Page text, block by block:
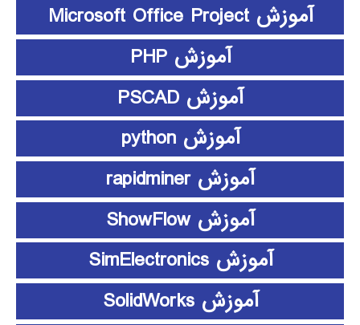
آموزش Microsoft Office Project
آموزش PHP
آموزش PSCAD
آموزش python
آموزش rapidminer
آموزش ShowFlow
آموزش SimElectronics
آموزش SolidWorks